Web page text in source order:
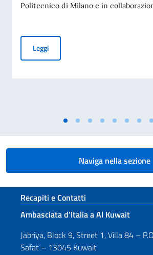
Politecnico di Milano e in
LeggiAccademia Teatro alla Scala –
Naviga nella sezione
Sezione footer
Recapiti e Contatti
Ambasciata d’Italia a Al Kuwait
Jabriya, Block 9, Street 1, Villa 84 –
Safat – 13045 Kuwait